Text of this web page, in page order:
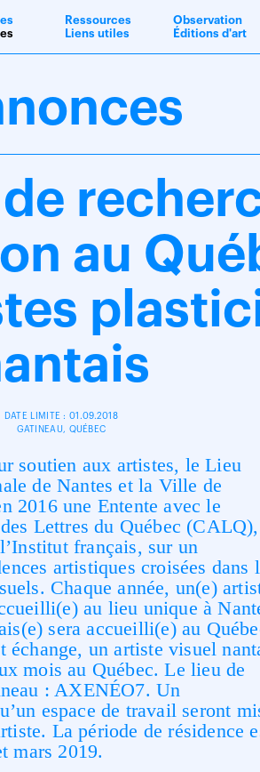
Ressources
Liens utiles
Observation
Éditions d'art
au
DATE LIMITE : 01.09.2018
GATINEAU, QUÉBEC
soutien aux artistes, le Lieu
de Nantes et la Ville de
2016 une Entente avec le
Lettres du Québec (CALQ),
français, sur un
artistiques croisées dans
Chaque année, un(e)
au lieu unique à
sera accueilli(e) au
échange, un artiste visuel
mois au Québec. Le lieu de
: AXENÉO7. Un
espace de travail seront
La période de résidence
mars 2019.